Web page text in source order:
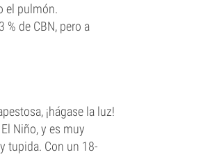
el pulmón.
% de CBN, pero a
¡hágase la luz!
Niño, y es muy
tupida. Con un 18-